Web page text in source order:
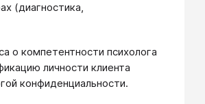
(диагностика,
о компетентности психолога
личности клиента
конфиденциальности.